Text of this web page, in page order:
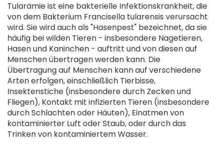
Tularämie ist eine bakterielle Infektionskrankheit, die
von dem Bakterium Francisella tularensis verursacht
wird. Sie wird auch als "Hasenpest" bezeichnet, da sie
häufig bei wilden Tieren - insbesondere Nagetieren,
Hasen und Kaninchen - auftritt und von diesen auf
Menschen übertragen werden kann. Die
Übertragung auf Menschen kann auf verschiedene
Arten erfolgen, einschließlich Tierbisse,
Insektenstiche (insbesondere durch Zecken und
Fliegen), Kontakt mit infizierten Tieren (insbesondere
durch Schlachten oder Häuten), Einatmen von
kontaminierter Luft oder Staub, oder durch das
Trinken von kontaminiertem Wasser.